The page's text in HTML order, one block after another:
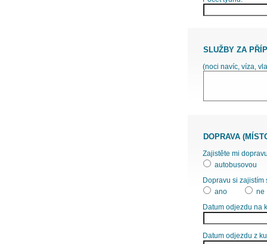
SLUŽBY ZA
(noci navíc, víza,
DOPRAVA
Zajistěte mi
autobusovou
Dopravu si zajistím
ano
ne
Datum odjezdu na
Datum odjezdu z